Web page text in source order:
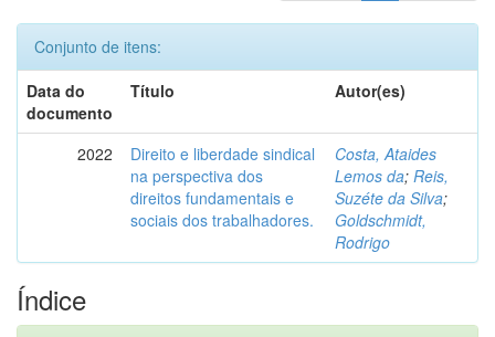
Conjunto de itens:
Data do
documento
Título Autor(es)
2022
Direito e liberdade sindical
na perspectiva dos
direitos fundamentais e
sociais dos trabalhadores.
Costa, Ataides
Lemos da; Reis,
Suzéte da Silva;
Goldschmidt,
Rodrigo
Índice